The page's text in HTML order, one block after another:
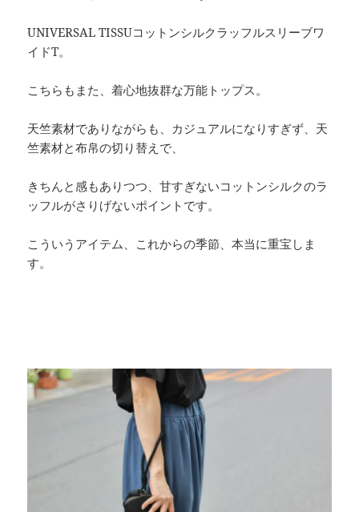
UNIVERSAL TISSUコットンシルクラッフルスリーブワ
イドT。
こちらもまた、着心地抜群な万能トップス。
天竺素材でありながらも、カジュアルになりすぎず、天
竺素材と布帛の切り替えで、
きちんと感もありつつ、甘すぎないコットンシルクのラ
ッフルがさりげないポイントです。
こういうアイテム、これからの季節、本当に重宝しま
す。